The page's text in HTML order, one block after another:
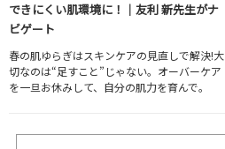
できにくい肌環境に！｜友利 新先生がナ
ビゲート
春の肌ゆらぎはスキンケアの見直しで解決!大
切なのは“足すこと”じゃない。オーバーケア
を一旦お休みして、自分の肌力を育んで。